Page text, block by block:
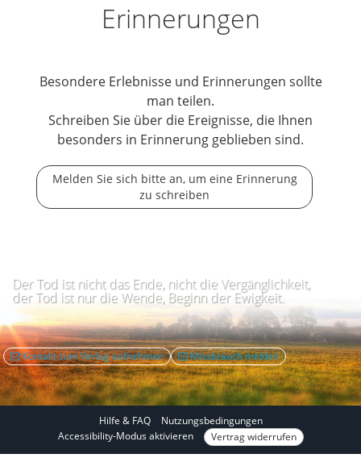
Erinnerungen
Besondere Erlebnisse und Erinnerungen sollte
man teilen.
Schreiben Sie über die Ereignisse, die Ihnen
besonders in Erinnerung geblieben sind.
Melden Sie sich bitte an, um eine Erinnerung
zu schreiben
Der Tod ist nicht das Ende, nicht die Vergänglichkeit,
der Tod ist nur die Wende, Beginn der Ewigkeit.
Kontakt zum Verlag aufnehmen Missbrauch melden
Hilfe & FAQ
Nutzungsbedingungen
IAccessibility-Modus aktivieren Vertrag widerrufen